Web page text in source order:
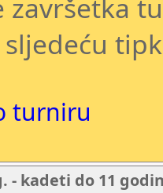
turniru
- kadeti do 11